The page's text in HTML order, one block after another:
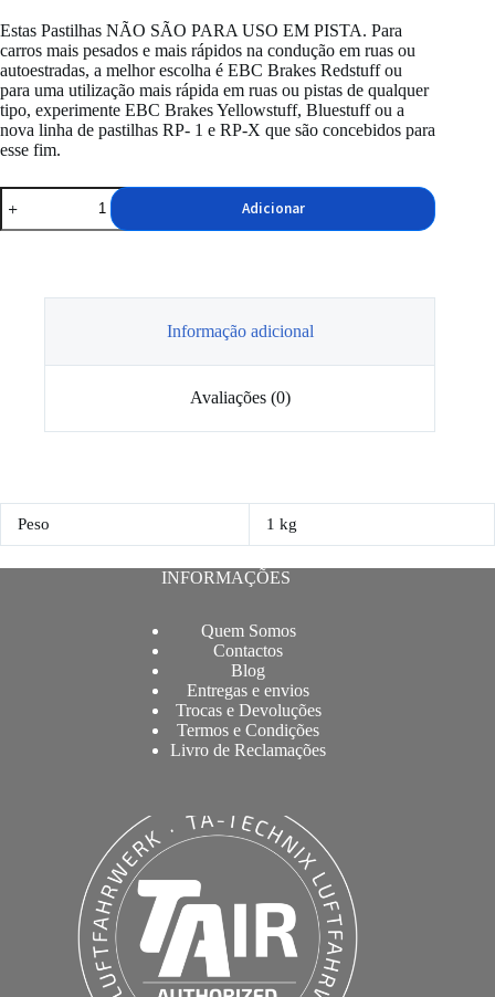
Estas Pastilhas NÃO SÃO PARA USO EM PISTA. Para
carros mais pesados ​​e mais rápidos na condução em ruas ou
autoestradas, a melhor escolha é EBC Brakes Redstuff ou
para uma utilização mais rápida em ruas ou pistas de qualquer
tipo, experimente EBC Brakes Yellowstuff, Bluestuff ou a
nova linha de pastilhas RP‑ 1 e RP‑X que são concebidos para
esse fim.
Quantidade
de
Pastilhas
Adicionar
Informação adicional
Avaliações (0)
Peso 1 kg
INFORMAÇÕES
Quem Somos
Contactos
Blog
Entregas e envios
Trocas e Devoluções
Termos e Condições
Livro de Reclamações